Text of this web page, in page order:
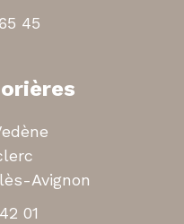
45
Avignon
01